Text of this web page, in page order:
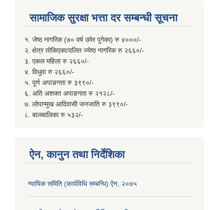
सामाजिक सुरक्षा भत्ता दर सम्बन्धी सूचना
१. जेष्ठ नागरिक (७० वर्ष उमेर पुगेका) रु ४०००/-
२. क्षेत्र तोकिएका/दलित ज्येष्ठ नागरिक रु २६६०/-
३. एकल महिला रु २६६०/-
४. विधुवा रु २६६०/-
५. पूर्ण अपाङगता रु ३९९०/-
६. अति अशक्त अपाङगता रु २१२८/-
७. लोपान्मुख आदिवासी जनजाति रु ३९९०/-
८. बालबालिका रु ५३२/-
ऐन, कानुन तथा निर्देशिका
न्यायिक समिति (कार्यविधि सम्बन्धि) ऐन, २०७५